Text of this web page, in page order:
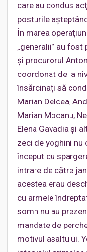
care au condus
posturile
În marea
„generalii” au fost
şi procurorul
coordonat de la
însărcinaţi să
Marian Delcea,
Marian Mocanu,
Elena Gavadia şi
zeci de yoghini nu
început cu
intrare de către
acestea erau
cu armele
somn nu au
mandate de
motivul asaltului.